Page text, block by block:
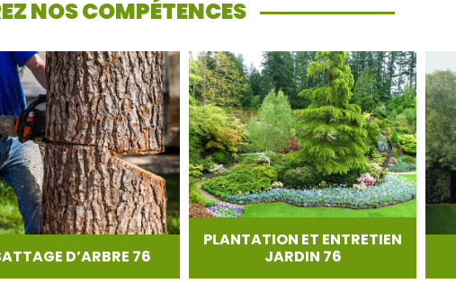
NOS COMPÉTENCES
D’ARBRE 76
PLANTATION ET ENTRETIEN
JARDIN 76